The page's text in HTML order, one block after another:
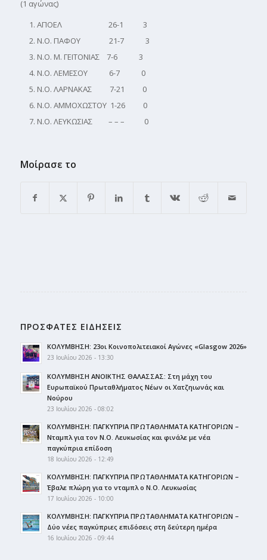
(1 αγώνας)
ΑΠΟΕΛ 26-1 3
Ν.Ο. ΠΑΦΟΥ 21-7 3
Ν.Ο. Μ. ΓΕΙΤΟΝΙΑΣ 7-6 3
Ν.Ο. ΛΕΜΕΣΟΥ 6-7 0
Ν.Ο. ΛΑΡΝΑΚΑΣ 7-21 0
Ν.Ο. ΑΜΜΟΧΩΣΤΟΥ 1-26 0
Ν.Ο. ΛΕΥΚΩΣΙΑΣ – – – 0
Μοίρασε το
ΠΡΟΣΦΑΤΕΣ ΕΙΔΗΣΕΙΣ
ΚΟΛΥΜΒΗΣΗ: 23οι Κοινοπολιτειακοί Αγώνες «Glasgow 2026»
23 Ιουλίου 2026 - 13:30
ΚΟΛΥΜΒΗΣΗ ΑΝΟΙΚΤΗΣ ΘΑΛΑΣΣΑΣ: Στη μάχη του
Ευρωπαϊκού Πρωταθλήματος Νέων οι Χατζηιωνάς και
Νούρου
23 Ιουλίου 2026 - 08:02
ΚΟΛΥΜΒΗΣΗ: ΠΑΓΚΥΠΡΙΑ ΠΡΩΤΑΘΛΗΜΑΤΑ ΚΑΤΗΓΟΡΙΩΝ –
Νταμπλ για τον Ν.Ο. Λευκωσίας και φινάλε με νέα
παγκύπρια επίδοση
18 Ιουλίου 2026 - 12:49
ΚΟΛΥΜΒΗΣΗ: ΠΑΓΚΥΠΡΙΑ ΠΡΩΤΑΘΛΗΜΑΤΑ ΚΑΤΗΓΟΡΙΩΝ –
Έβαλε πλώρη για το νταμπλ ο Ν.Ο. Λευκωσίας
17 Ιουλίου 2026 - 10:00
ΚΟΛΥΜΒΗΣΗ: ΠΑΓΚΥΠΡΙΑ ΠΡΩΤΑΘΛΗΜΑΤΑ ΚΑΤΗΓΟΡΙΩΝ –
Δύο νέες παγκύπριες επιδόσεις στη δεύτερη ημέρα
16 Ιουλίου 2026 - 09:44